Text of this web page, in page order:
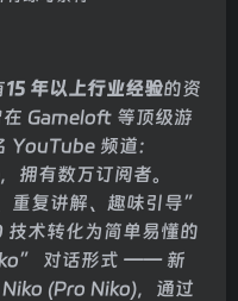
15 年以上行业经验的资
Gameloft 等顶级游
YouTube 频道：
拥有数万订阅者。
复讲解、趣味引导”
术转化为简单易懂的
对话形式 —— 新
(Pro Niko)，通过